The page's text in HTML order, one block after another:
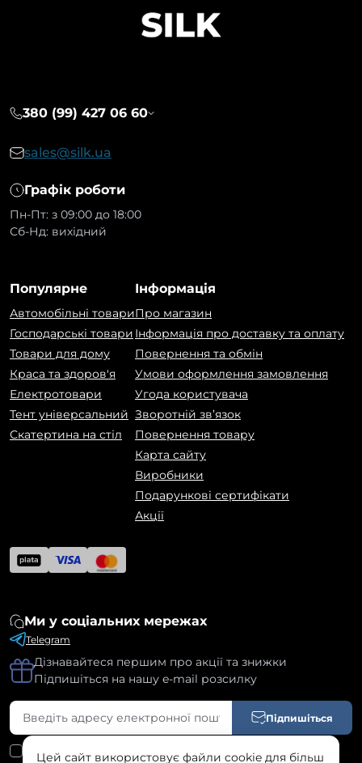
380 (99) 427 06 60
sales@silk.ua
Графік роботи
Пн-Пт: з 09:00 до 18:00
Сб-Нд: вихідний
Популярне
Автомобільні товари
Господарські товари
Товари для дому
Краса та здоров'я
Електротовари
Тент універсальний
Скатертина на стіл
Інформація
Про магазин
Інформація про доставку та оплату
Повернення та обмін
Умови оформлення замовлення
Угода користувача
Зворотній зв’язок
Повернення товару
Карта сайту
Виробники
Подарункові сертифікати
Акції
Ми у соціальних мережах
Telegram
Дізнавайтеся першим про акції та знижки
Підпишіться на нашу e-mail розсилку
Підпишіться
Я прочитав і згоден з вимогами
Цей сайт використовує файли cookie для більш